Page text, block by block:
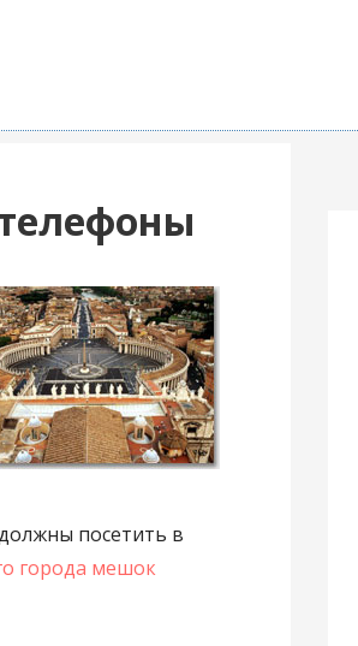
посетить в
города мешок